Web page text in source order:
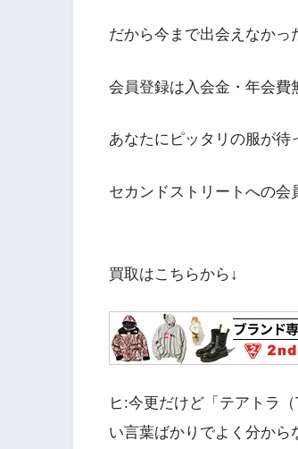
だから今まで出会えなか
会員登録は入会金・年会費
あなたにピッタリの服が待
セカンドストリートへの会
買取はこちらから↓
ヒ:今更だけど「テアトラ
い言葉ばかりでよく分から